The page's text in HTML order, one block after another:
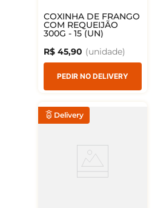
COXINHA DE FRANGO
COM REQUEIJÃO
300G - 15 (UN)
R$ 45,90
PEDIR NO DELIVERY
Delivery